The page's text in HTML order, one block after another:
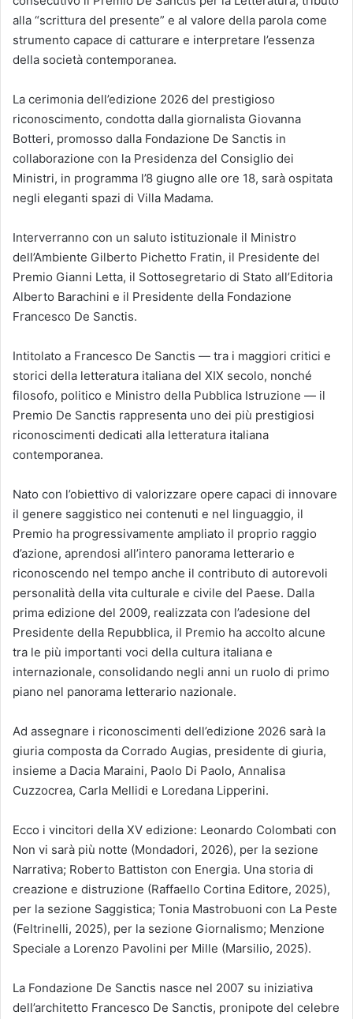
alla “scrittura del presente” e al valore della parola come
strumento capace di catturare e interpretare l’essenza
della società contemporanea.
La cerimonia dell’edizione 2026 del prestigioso
riconoscimento, condotta dalla giornalista Giovanna
Botteri, promosso dalla Fondazione De Sanctis in
collaborazione con la Presidenza del Consiglio dei
Ministri, in programma l’8 giugno alle ore 18, sarà ospitata
negli eleganti spazi di Villa Madama.
Interverranno con un saluto istituzionale il Ministro
dell’Ambiente Gilberto Pichetto Fratin, il Presidente del
Premio Gianni Letta, il Sottosegretario di Stato all’Editoria
Alberto Barachini e il Presidente della Fondazione
Francesco De Sanctis.
Intitolato a Francesco De Sanctis — tra i maggiori critici e
storici della letteratura italiana del XIX secolo, nonché
filosofo, politico e Ministro della Pubblica Istruzione — il
Premio De Sanctis rappresenta uno dei più prestigiosi
riconoscimenti dedicati alla letteratura italiana
contemporanea.
Nato con l’obiettivo di valorizzare opere capaci di innovare
il genere saggistico nei contenuti e nel linguaggio, il
Premio ha progressivamente ampliato il proprio raggio
d’azione, aprendosi all’intero panorama letterario e
riconoscendo nel tempo anche il contributo di autorevoli
personalità della vita culturale e civile del Paese. Dalla
prima edizione del 2009, realizzata con l’adesione del
Presidente della Repubblica, il Premio ha accolto alcune
tra le più importanti voci della cultura italiana e
internazionale, consolidando negli anni un ruolo di primo
piano nel panorama letterario nazionale.
Ad assegnare i riconoscimenti dell’edizione 2026 sarà la
giuria composta da Corrado Augias, presidente di giuria,
insieme a Dacia Maraini, Paolo Di Paolo, Annalisa
Cuzzocrea, Carla Mellidi e Loredana Lipperini.
Ecco i vincitori della XV edizione: Leonardo Colombati con
Non vi sarà più notte (Mondadori, 2026), per la sezione
Narrativa; Roberto Battiston con Energia. Una storia di
creazione e distruzione (Raffaello Cortina Editore, 2025),
per la sezione Saggistica; Tonia Mastrobuoni con La Peste
(Feltrinelli, 2025), per la sezione Giornalismo; Menzione
Speciale a Lorenzo Pavolini per Mille (Marsilio, 2025).
La Fondazione De Sanctis nasce nel 2007 su iniziativa
dell’architetto Francesco De Sanctis, pronipote del celebre